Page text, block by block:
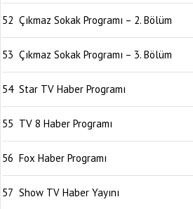
52 Çıkmaz Sokak Programı – 2. Bölüm
53 Çıkmaz Sokak Programı – 3. Bölüm
54 Star TV Haber Programı
55 TV 8 Haber Programı
56 Fox Haber Programı
57 Show TV Haber Yayını